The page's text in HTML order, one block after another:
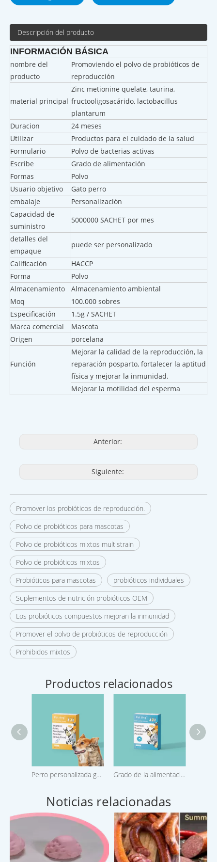
Descripción del producto
INFORMACIÓN BÁSICA
nombre del
producto
Promoviendo el polvo de probióticos de
reproducción
material principal
Zinc metionine quelate, taurina,
fructooligosacárido, lactobacillus
plantarum
Duracion
24 meses
Utilizar
Productos para el cuidado de la salud
Formulario
Polvo de bacterias activas
Escribe
Grado de alimentación
Formas
Polvo
Usuario objetivo
Gato perro
embalaje
Personalización
Capacidad de
suministro
5000000 SACHET por mes
detalles del
empaque
puede ser personalizado
Calificación
HACCP
Forma
Polvo
Almacenamiento
Almacenamiento ambiental
Moq
100.000 sobres
Especificación
1.5g / SACHET
Marca comercial
Mascota
Origen
porcelana
Función
Mejorar la calidad de la reproducción, la
reparación posparto, fortalecer la aptitud
física y mejorar la inmunidad.
Mejorar la motilidad del esperma
Anterior:
Siguiente:
Promover los probióticos de reproducción.
Polvo de probióticos para mascotas
Polvo de probióticos mixtos multistrain
Polvo de probióticos mixtos
Probióticos para mascotas
probióticos individuales
Suplementos de nutrición probióticos OEM
Los probióticos compuestos mejoran la inmunidad
Promover el polvo de probióticos de reproducción
Prohibidos mixtos
Productos relacionados
Perro personalizada gato del gatito del perrito de la marca probióticos en polvo para la mejora de articulaciones para mascotas Grado de la alimentación Mejorar tumor multistrain probióticos probióticos Polvo para mascotas
Noticias relacionadas